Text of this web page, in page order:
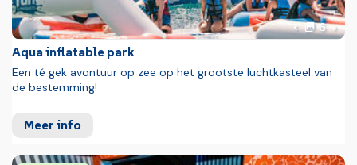
Aqua inflatable park
Een té gek avontuur op zee op het grootste luchtkasteel van
de bestemming!
Meer info
Vorige foto
6